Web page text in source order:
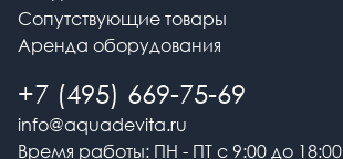
Сопутствующие товары
Аренда оборудования
+7 (495) 669-75-69
info@aquadevita.ru
Время работы: ПН - ПТ с 9:00 до 18:00